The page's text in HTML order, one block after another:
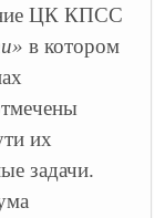
ЦК КПСС
в котором
их
задачи.